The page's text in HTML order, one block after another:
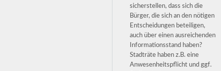
sicherstellen, dass sich die
Bürger, die sich an den nötigen
Entscheidungen beteiligen,
auch über einen ausreichenden
Informationsstand haben?
Stadträte haben z.B. eine
Anwesenheitspflicht und ggf.